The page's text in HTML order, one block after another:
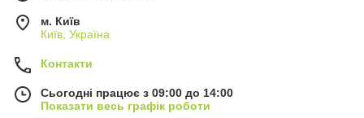
м. Київ
Київ, Україна
Контакти
Сьогодні працює з 09:00 до 14:00
Показати весь графік роботи